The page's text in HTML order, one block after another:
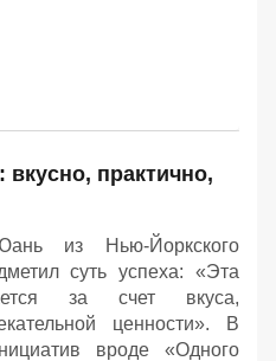
вкусно, практично,
из Нью-Йоркского
суть успеха: «Эта
за счет вкуса,
ценности». В
вроде «Одного